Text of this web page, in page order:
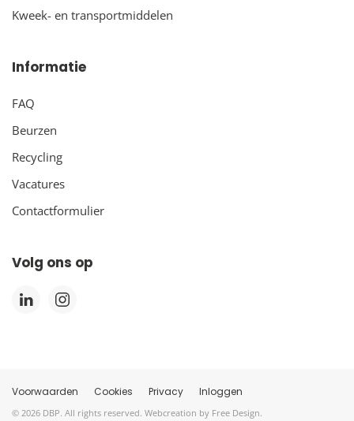
Kweek- en transportmiddelen
Informatie
FAQ
Beurzen
Recycling
Vacatures
Contactformulier
Volg ons op
Voorwaarden Cookies Privacy Inloggen
© 2026 DBP. All rights reserved. Webcreation by Free Design.